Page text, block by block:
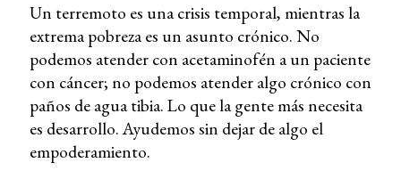
Un terremoto es una crisis temporal, mientras la
extrema pobreza es un asunto crónico. No
podemos atender con acetaminofén a un paciente
con cáncer; no podemos atender algo crónico con
paños de agua tibia. Lo que la gente más necesita
es desarrollo. Ayudemos sin dejar de algo el
empoderamiento.